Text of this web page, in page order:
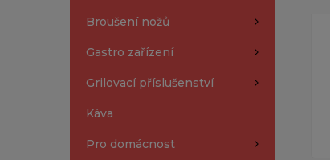
Broušení nožů
Gastro zařízení
Grilovací příslušenství
Káva
Pro domácnost